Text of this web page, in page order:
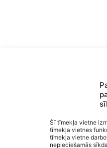
Šī tīmekļa vietne
tīmekļa vietnes
tīmekļa vietne
nepieciešamās